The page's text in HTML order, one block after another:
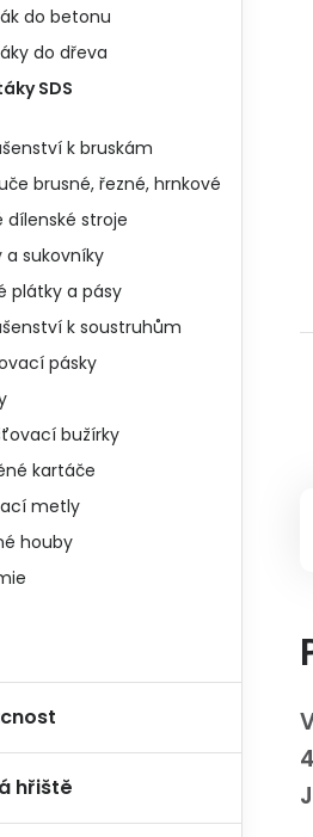
do betonu
do dřeva
SDS
k bruskám
brusné, řezné, hrnkové
dílenské stroje
a sukovníky
plátky a pásy
k soustruhům
pásky
bužírky
kartáče
metly
houby
hřiště